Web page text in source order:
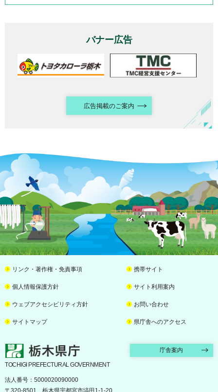
バナー広告
広告掲載のご案内
リンク・著作権・免責事項 携帯サイト
個人情報保護方針 サイト利用案内
ウェブアクセシビリティ方針 お問い合わせ
サイトマップ 県庁舎へのアクセス
栃木県庁 庁舎案内
TOCHIGI PREFECTURAL GOVERNMENT
法人番号：5000020090000
〒320-8501 栃木県宇都宮市塙田1-1-20